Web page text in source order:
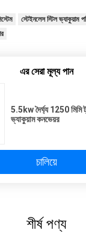
স্টেইনলেস স্টিল ভ্যাকুয়াম
এর সেরা মূল্য পান
5.5kw দৈর্ঘ্য 1250 মিমি
ভ্যাকুয়াম কনভেয়র
চালিয়ে
শীর্ষ পণ্য